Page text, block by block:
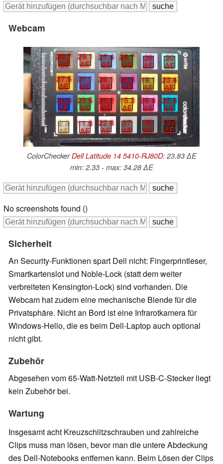
Webcam
28.7
∆E
29.1
∆E
27.4
∆E
26.7
∆E
26
∆E
20
∆E
27.5
∆E
31.1
∆E
26.1
∆E
34.3
∆E
19.1
∆E
23.4
∆E
30.3
∆E
23.5
∆E
24.2
∆E
15.3
∆E
26.4
∆E
25.8
∆E
2.3
∆E
11.8
∆E
22.8
∆E
27
∆E
30
∆E
13.4
∆E
ColorCheckerDell Latitude 14 5410-RJ80D: 23.83 ∆E
min: 2.33 - max: 34.28 ∆E
No screenshots found ()
Sicherheit
An Security-Funktionen spart Dell nicht: Fingerprintleser,
Smartkartenslot und Noble-Lock (statt dem weiter
verbreiteten Kensington-Lock) sind vorhanden. Die
Webcam hat zudem eine mechanische Blende für die
Privatsphäre. Nicht an Bord ist eine Infrarotkamera für
Windows-Hello, die es beim Dell-Laptop auch optional
nicht gibt.
Zubehör
Abgesehen vom 65-Watt-Netzteil mit USB-C-Stecker liegt
kein Zubehör bei.
Wartung
Insgesamt acht Kreuzschlitzschrauben und zahlreiche
Clips muss man lösen, bevor man die untere Abdeckung
des Dell-Notebooks entfernen kann. Beim Lösen der Clips